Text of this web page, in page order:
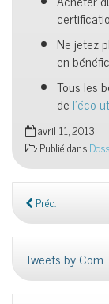
Ne jetez
en
Tous les
de l’éco-
avril 11, 2013
Publié dans
Préc.
Tweets by